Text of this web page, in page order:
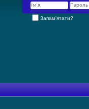
Запам’ятати?